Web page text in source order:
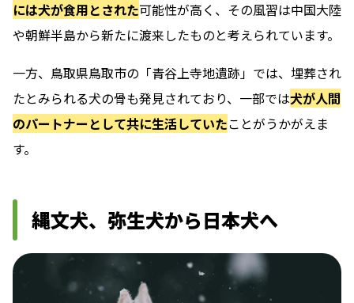
には犬が食用とされた可能性が高く、その風習は中国大陸
や朝鮮半島から新たに渡来したものと考えられています。
一方、鳥取県鳥取市の「青谷上寺地遺跡」では、埋葬され
たとみられる犬の骨も発見されており、一部では犬が人間
のパートナーとして共に生活していたことがうかがえま
す。
縄文犬、弥生犬から日本犬へ